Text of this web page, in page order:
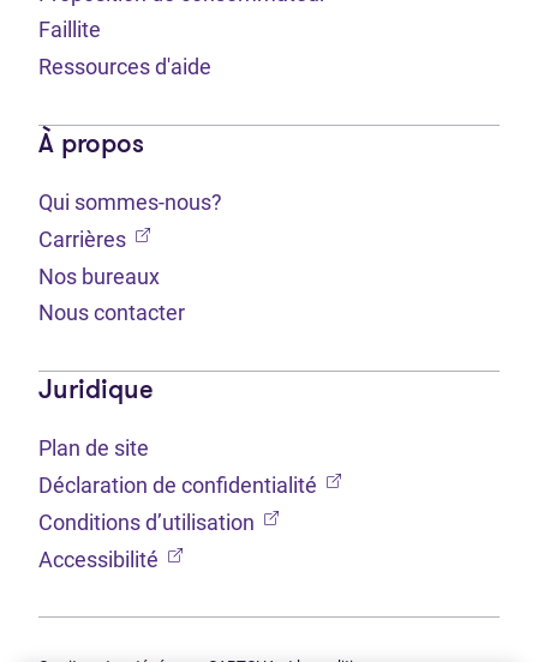
Faillite
Ressources d'aide
À propos
Qui sommes-nous?
Carrières (Ouvre dans un nouvel onglet)
Nos bureaux
Nous contacter
Juridique
Plan de site
Déclaration de confidentialité (Ouvre dans un
Conditions d’utilisation (Ouvre dans un nouvel
Accessibilité (Ouvre dans un nouvel onglet)